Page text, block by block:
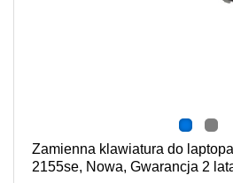
Zamienna klawiatura do
2155se, Nowa, Gwarancja 2